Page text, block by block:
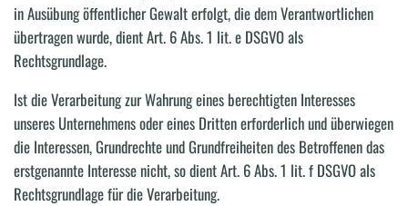
in Ausübung öffentlicher Gewalt erfolgt, die dem Verantwortlichen
übertragen wurde, dient Art. 6 Abs. 1 lit. e DSGVO als
Rechtsgrundlage.
Ist die Verarbeitung zur Wahrung eines berechtigten Interesses
unseres Unternehmens oder eines Dritten erforderlich und überwiegen
die Interessen, Grundrechte und Grundfreiheiten des Betroffenen das
erstgenannte Interesse nicht, so dient Art. 6 Abs. 1 lit. f DSGVO als
Rechtsgrundlage für die Verarbeitung.